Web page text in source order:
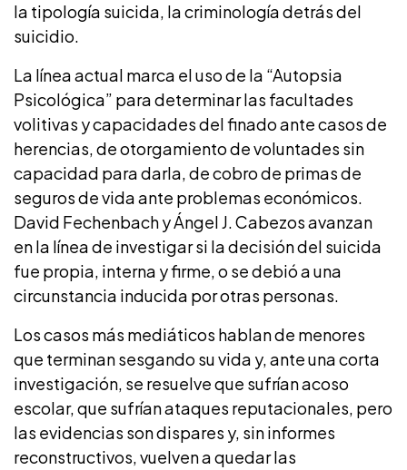
la tipología suicida, la criminología detrás del
suicidio.
La línea actual marca el uso de la “Autopsia
Psicológica” para determinar las facultades
volitivas y capacidades del finado ante casos de
herencias, de otorgamiento de voluntades sin
capacidad para darla, de cobro de primas de
seguros de vida ante problemas económicos.
David Fechenbach y Ángel J. Cabezos avanzan
en la línea de investigar si la decisión del suicida
fue propia, interna y firme, o se debió a una
circunstancia inducida por otras personas.
Los casos más mediáticos hablan de menores
que terminan sesgando su vida y, ante una corta
investigación, se resuelve que sufrían acoso
escolar, que sufrían ataques reputacionales, pero
las evidencias son dispares y, sin informes
reconstructivos, vuelven a quedar las